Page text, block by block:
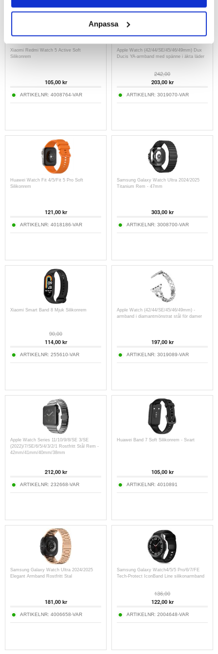
Anpassa
Xiaomi Redmi Watch 5 Active Soft
Silikonrem
105,00kr
ARTIKELNR: 4008764-VAR
Apple Watch (42/44/SE/45/46/49mm) Dux
Ducis YA-armband med spänne i äkta läder
242,00
203,00kr
ARTIKELNR: 3019070-VAR
Huawei Watch Fit 4/5/Fit 5 Pro Soft
Silikonrem
121,00kr
ARTIKELNR: 4018186-VAR
Samsung Galaxy Watch Ultra 2024/2025
Titanium Rem - 47mm
303,00kr
ARTIKELNR: 3008700-VAR
Xiaomi Smart Band 8 Mjuk Silikonrem
90,00
114,00kr
ARTIKELNR: 255610-VAR
Apple Watch (42/44/SE/45/46/49mm) -
armband i diamantmönstrat stål för damer
197,00kr
ARTIKELNR: 3019089-VAR
Apple Watch Series 11/10/9/8/SE 3/SE
(2022)/7/SE/6/5/4/3/2/1 Rostfritt Stål Rem -
42mm/41mm/40mm/38mm
212,00kr
ARTIKELNR: 232668-VAR
Huawei Band 7 Soft Silikonrem - Svart
105,00kr
ARTIKELNR: 4010891
Samsung Galaxy Watch Ultra 2024/2025
Elegant Armband Rostfritt Stal
181,00kr
ARTIKELNR: 4006658-VAR
Samsung Galaxy Watch4/5/5 Pro/6/7/FE
Tech-Protect IconBand Line silikonarmband
136,00
122,00kr
ARTIKELNR: 2004648-VAR